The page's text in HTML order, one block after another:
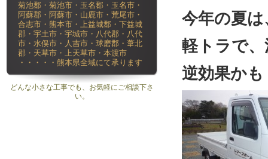
今年の夏
軽トラで
逆効果か
菊池郡・菊池市・玉名郡・玉名市・
阿蘇郡・阿蘇市・山鹿市・荒尾市・
合志市・熊本市・上益城郡・下益城
郡・宇土市・宇城市・八代郡・八代
市・水俣市・人吉市・球磨郡・葦北
郡・天草市・上天草市・本渡市
・・・・・熊本県全域にて承ります
どんな小さな工事でも、お気軽にご相談下さ
い。